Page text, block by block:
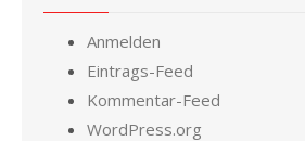
Anmelden
Eintrags-Feed
Kommentar-Feed
WordPress.org